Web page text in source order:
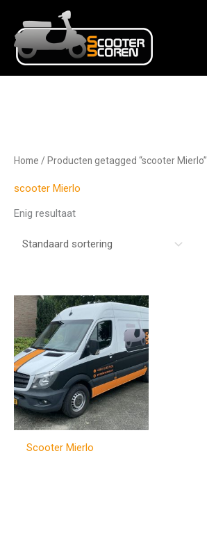
naar
inhoud
Home / Producten getagged “scooter Mierlo”
scooter Mierlo
Enig resultaat
Scooter Mierlo